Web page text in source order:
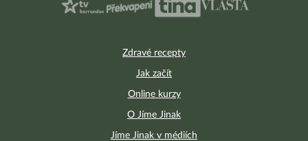
Zdravé recepty
Jak začít
Online kurzy
O Jíme Jinak
Jíme Jinak v médiích